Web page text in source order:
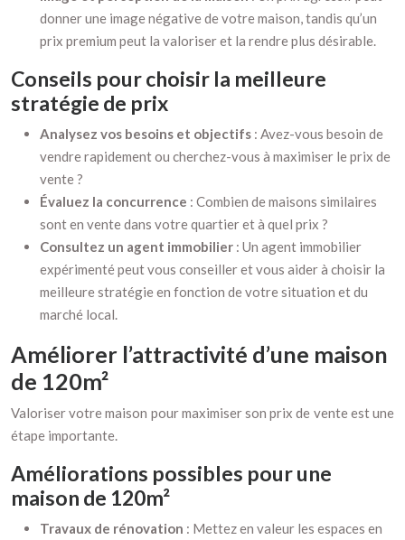
donner une image négative de votre maison, tandis qu’un
prix premium peut la valoriser et la rendre plus désirable.
Conseils pour choisir la meilleure
stratégie de prix
Analysez vos besoins et objectifs : Avez-vous besoin de
vendre rapidement ou cherchez-vous à maximiser le prix de
vente ?
Évaluez la concurrence : Combien de maisons similaires
sont en vente dans votre quartier et à quel prix ?
Consultez un agent immobilier : Un agent immobilier
expérimenté peut vous conseiller et vous aider à choisir la
meilleure stratégie en fonction de votre situation et du
marché local.
Améliorer l’attractivité d’une maison
de 120m²
Valoriser votre maison pour maximiser son prix de vente est une
étape importante.
Améliorations possibles pour une
maison de 120m²
Travaux de rénovation : Mettez en valeur les espaces en